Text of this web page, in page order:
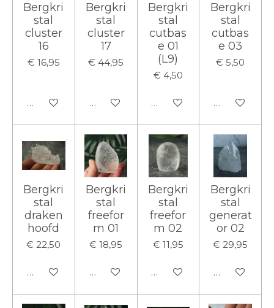
Bergkri
stal
cluster
16
€ 16,95
In winkelwagen
Bergkri
stal
cluster
17
€ 44,95
In winkelwagen
Bergkri
stal
cutbas
e 01
(L9)
€ 4,50
Uitverkocht
Bergkri
stal
cutbas
e 03
€ 5,50
In
Bergkri
stal
draken
hoofd
€ 22,50
In winkelwagen
Bergkri
stal
freefor
m 01
€ 18,95
In winkelwagen
Bergkri
stal
freefor
m 02
€ 11,95
In winkelwagen
Bergkri
stal
generat
or 02
€ 29,95
In